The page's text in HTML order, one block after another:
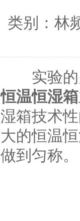
类别：林
实验的关
恒温恒湿箱
湿箱技术
大的恒温
做到匀称。